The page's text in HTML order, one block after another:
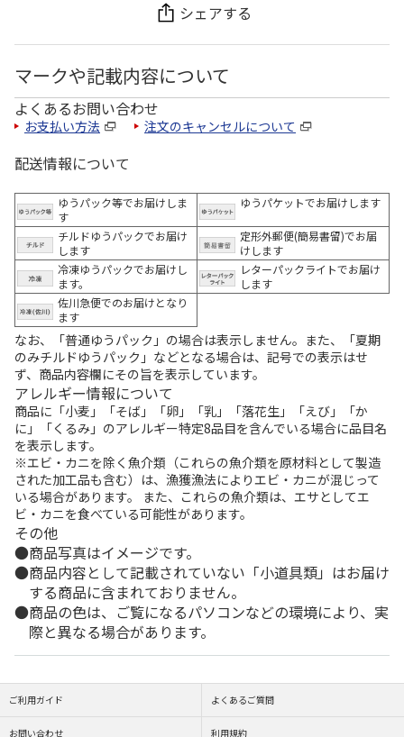
シェアする
マークや記載内容について
よくあるお問い合わせ
お支払い方法 注文のキャンセルについて
配送情報について
ゆうパック等でお届けしま
す
ゆうパケットでお届けします
チルドゆうパックでお届け
します
定形外郵便(簡易書留)でお届
けします
冷凍ゆうパックでお届けし
ます。
レターパックライトでお届け
します
佐川急便でのお届けとなり
ます
なお、「普通ゆうパック」の場合は表示しません。また、「夏期
のみチルドゆうパック」などとなる場合は、記号での表示はせ
ず、商品内容欄にその旨を表示しています。
アレルギー情報について
商品に「小麦」「そば」「卵」「乳」「落花生」「えび」「か
に」「くるみ」のアレルギー特定8品目を含んでいる場合に品目名
を表示します。
※エビ・カニを除く魚介類（これらの魚介類を原材料として製造
された加工品も含む）は、漁獲漁法によりエビ・カニが混じって
いる場合があります。 また、これらの魚介類は、エサとしてエ
ビ・カニを食べている可能性があります。
その他
商品写真はイメージです。
商品内容として記載されていない「小道具類」はお届け
する商品に含まれておりません。
商品の色は、ご覧になるパソコンなどの環境により、実
際と異なる場合があります。
ご利用ガイド よくあるご質問
お問い合わせ 利用規約